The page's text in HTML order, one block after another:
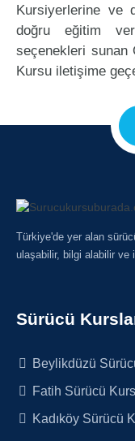
Kursiyerlerine ve
doğru eğitim
seçenekleri sunan
Kursu iletişime
Türkiye'de yer alan
ulaşabilir, bilgi alabilir ve
Sürücü
Beylikdüzü
Fatih Sürücü
Kadıköy Sürücü